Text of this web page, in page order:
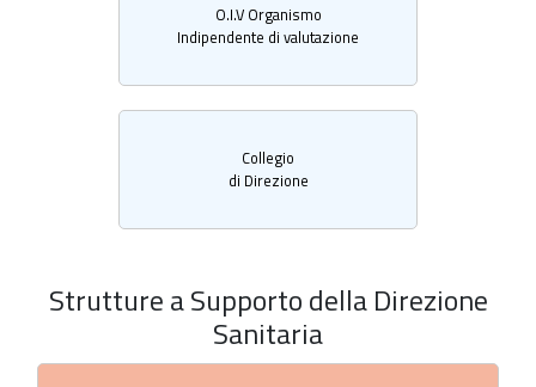
O.I.V Organismo
Indipendente di valutazione
Collegio
di Direzione
Strutture a Supporto della Direzione
Sanitaria